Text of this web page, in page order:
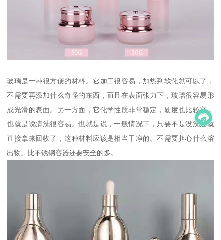
玻璃是一种很方便的材料。它加工很容易，加热到软化就可以了，
不需要再添加什么奇怪的东西，而且在表面张力下，玻璃很容易形
成光滑的表面。另一方面，它化学性质非常稳定，硬度也比较高，
也就是说清洗很容易。也就是说，一般情况下，只要不是没洗过就
直接拿来回收了，这种材料应该是相当干净的。不需要担心什么溶
出物。比不锈钢容器还要安全的多。